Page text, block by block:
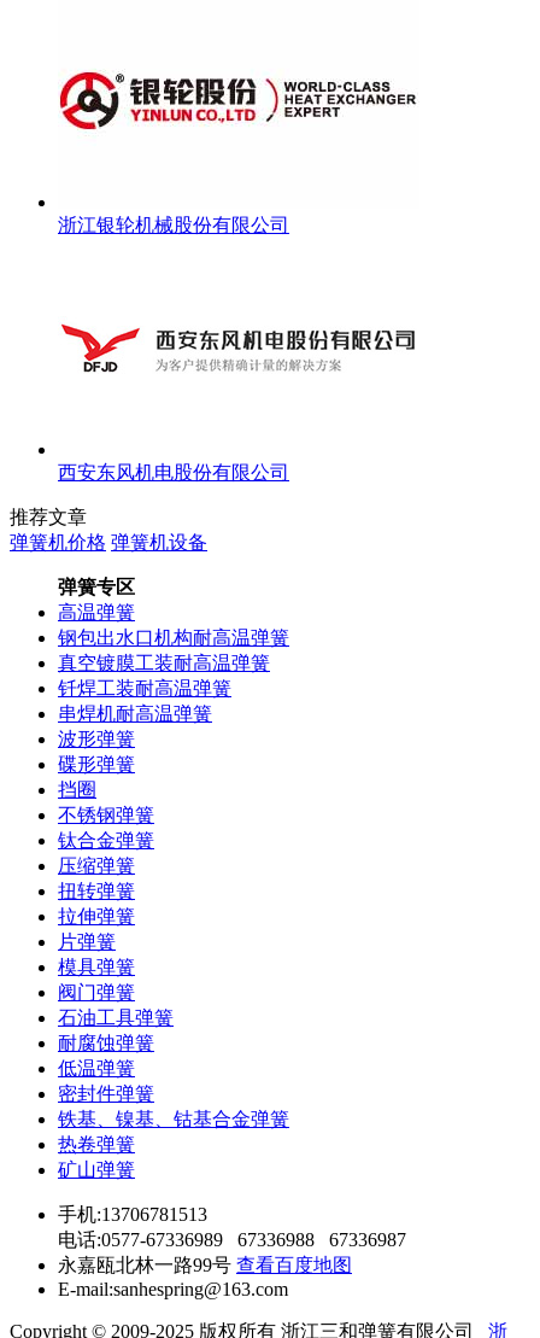
浙江银轮机械股份有限公司
西安东风机电股份有限公司
推荐文章
弹簧机价格 弹簧机设备
弹簧专区
高温弹簧
钢包出水口机构耐高温弹簧
真空镀膜工装耐高温弹簧
钎焊工装耐高温弹簧
串焊机耐高温弹簧
波形弹簧
碟形弹簧
挡圈
不锈钢弹簧
钛合金弹簧
压缩弹簧
扭转弹簧
拉伸弹簧
片弹簧
模具弹簧
阀门弹簧
石油工具弹簧
耐腐蚀弹簧
低温弹簧
密封件弹簧
铁基、镍基、钴基合金弹簧
热卷弹簧
矿山弹簧
手机:13706781513
电话:0577-67336989 67336988 67336987
永嘉瓯北林一路99号 查看百度地图
E-mail:sanhespring@163.com
Copyright © 2009-2025 版权所有 浙江三和弹簧有限公司 浙